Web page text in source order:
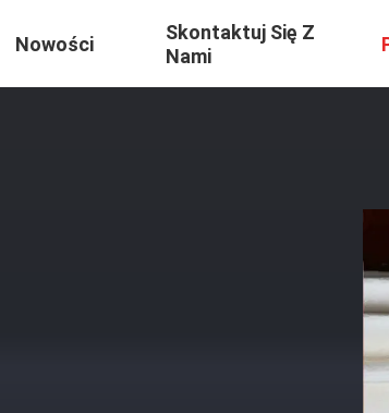
Nowości
Skontaktuj Się Z
Nami